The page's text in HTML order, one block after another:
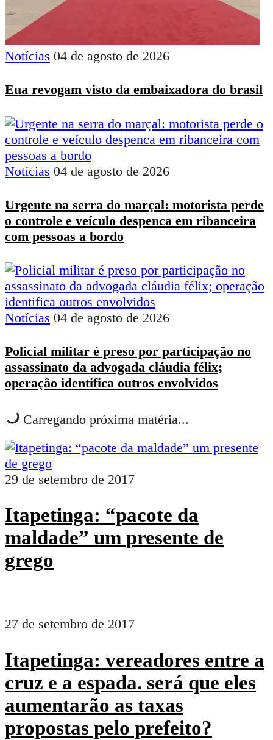
Notícias 04 de agosto de 2026
Eua revogam visto da embaixadora do brasil
Notícias 04 de agosto de 2026
Urgente na serra do marçal: motorista perde
o controle e veículo despenca em ribanceira
com pessoas a bordo
Notícias 04 de agosto de 2026
Policial militar é preso por participação no
assassinato da advogada cláudia félix;
operação identifica outros envolvidos
Carregando próxima matéria...
29 de setembro de 2017
Itapetinga: “pacote da
maldade” um presente de
grego